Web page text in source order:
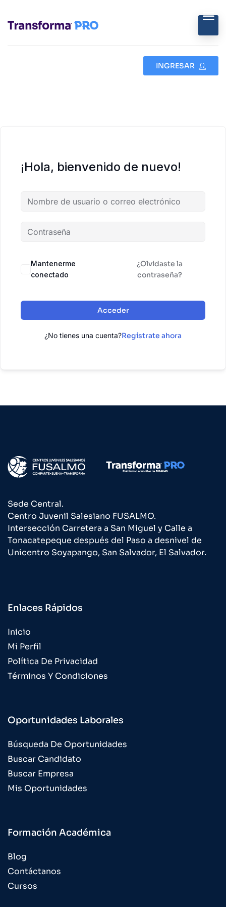
INGRESAR
¡Hola, bienvenido de nuevo!
Mantenerme
conectado
¿Olvidaste la
contraseña?
Acceder
¿No tienes una cuenta?Regístrate ahora
Sede Central.
Centro Juvenil Salesiano FUSALMO.
Intersección Carretera a San Miguel y Calle a
Tonacatepeque después del Paso a desnivel de
Unicentro Soyapango, San Salvador, El Salvador.
Enlaces Rápidos
Inicio
Mi Perfil
Política De Privacidad
Términos Y Condiciones
Oportunidades Laborales
Búsqueda De Oportunidades
Buscar Candidato
Buscar Empresa
Mis Oportunidades
Formación Académica
Blog
Contáctanos
Cursos